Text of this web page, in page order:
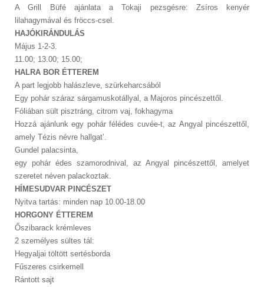
A Grill Büfé ajánlata a Tokaji pezsgésre: Zsíros kenyér
lilahagymával és fröccs-csel.
HAJÓKIRÁNDULÁS
Május 1-2-3.
11.00; 13.00; 15.00;
HALRA BOR ÉTTEREM
A part legjobb halászleve, szürkeharcsából
Egy pohár száraz sárgamuskotállyal, a Majoros pincészettől.
Fóliában sült pisztráng, citrom vaj, fokhagyma
Hozzá ajánlunk egy pohár félédes cuvée-t, az Angyal pincészettől,
amely Tézis névre hallgat’.
Gundel palacsinta,
egy pohár édes szamorodnival, az Angyal pincészettől, amelyet
szeretet néven palackoztak.
HÍMESUDVAR PINCÉSZET
Nyitva tartás: minden nap 10.00-18.00
HORGONY ÉTTEREM
Őszibarack krémleves
2 személyes sültes tál:
Hegyaljai töltött sertésborda
Fűszeres csirkemell
Rántott sajt